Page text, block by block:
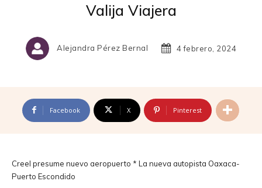
Valija Viajera
Alejandra Pérez Bernal 4 febrero, 2024
Facebook X Pinterest
Creel presume nuevo aeropuerto * La nueva autopista Oaxaca-
Puerto Escondido